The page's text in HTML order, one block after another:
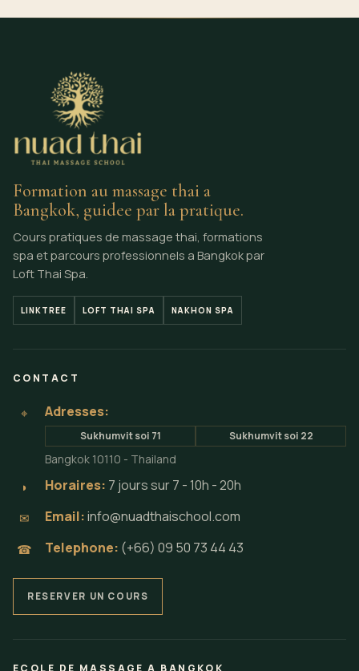
Formation au massage thai a
Bangkok, guidee par la pratique.
Cours pratiques de massage thai, formations
spa et parcours professionnels a Bangkok par
Loft Thai Spa.
LINKTREE LOFT THAI SPA NAKHON SPA
CONTACT
⌖ Adresses:
Sukhumvit soi 71 Sukhumvit soi 22
Bangkok 10110 - Thailand
◗ Horaires: 7 jours sur 7 - 10h - 20h
✉ Email:info@nuadthaischool.com
☎ Telephone: (+66) 09 50 73 44 43
RESERVER UN COURS
ECOLE DE MASSAGE A BANGKOK